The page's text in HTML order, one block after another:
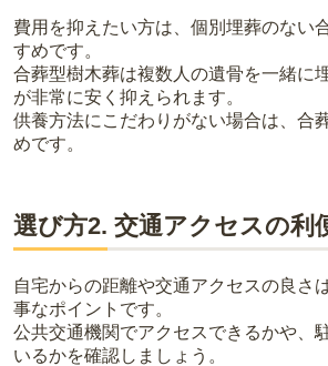
費用を抑えたい方は、個別埋葬のない
すめです。
合葬型樹木葬は複数人の遺骨を一緒に
が非常に安く抑えられます。
供養方法にこだわりがない場合は、合
めです。
選び方2. 交通アクセスの利
自宅からの距離や交通アクセスの良さ
事なポイントです。
公共交通機関でアクセスできるかや、
いるかを確認しましょう。